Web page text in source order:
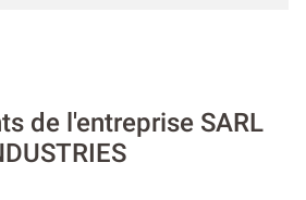
de l'entreprise SARL